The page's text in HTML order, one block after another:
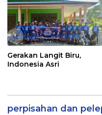
konten
«
Gerakan Langit Biru,
Indonesia Asri
perpisahan dan